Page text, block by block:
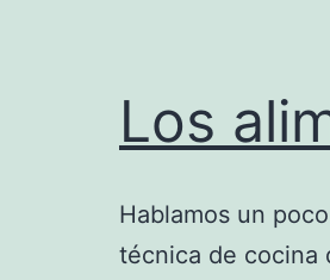
Los
Hablamos un
técnica de cocina